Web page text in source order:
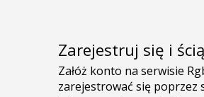
Zarejestruj się i